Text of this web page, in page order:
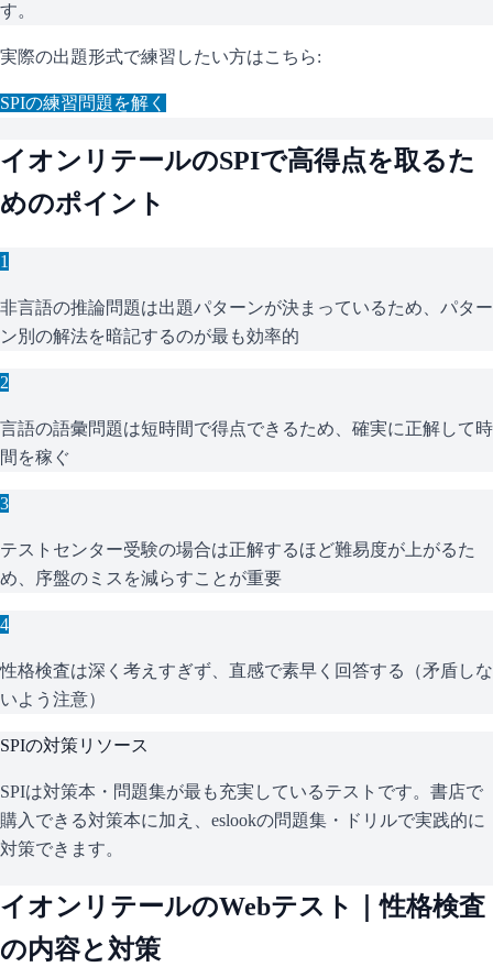
す。
実際の出題形式で練習したい方はこちら:
SPIの練習問題を解く
イオンリテールのSPIで高得点を取るた
めのポイント
1
非言語の推論問題は出題パターンが決まっているため、パター
ン別の解法を暗記するのが最も効率的
2
言語の語彙問題は短時間で得点できるため、確実に正解して時
間を稼ぐ
3
テストセンター受験の場合は正解するほど難易度が上がるた
め、序盤のミスを減らすことが重要
4
性格検査は深く考えすぎず、直感で素早く回答する（矛盾しな
いよう注意）
SPIの対策リソース
SPIは対策本・問題集が最も充実しているテストです。書店で
購入できる対策本に加え、eslookの問題集・ドリルで実践的に
対策できます。
イオンリテールのWebテスト｜性格検査
の内容と対策